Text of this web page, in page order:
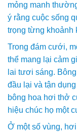
mỏng manh
ý rằng cuộc sống
trọng từng khoảnh
Trong đám cưới,
thể mang lại cảm
lai tươi sáng.
đầu lại và tận
bông hoa hơi thở
hiệu chúc họ một
Ở một số vùng,